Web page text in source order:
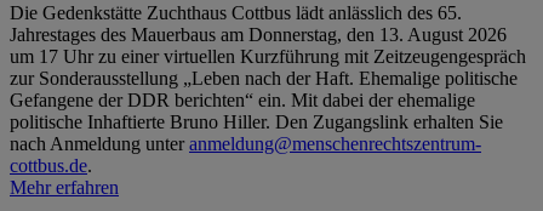
Die Gedenkstätte Zuchthaus Cottbus lädt anlässlich des 65.
Jahrestages des Mauerbaus am Donnerstag, den 13. August 2026
um 17 Uhr zu einer virtuellen Kurzführung mit Zeitzeugengespräch
zur Sonderausstellung „Leben nach der Haft. Ehemalige politische
Gefangene der DDR berichten“ ein. Mit dabei der ehemalige
politische Inhaftierte Bruno Hiller. Den Zugangslink erhalten Sie
nach Anmeldung unteranmeldung@menschenrechtszentrum-
cottbus.de.
Mehr erfahren